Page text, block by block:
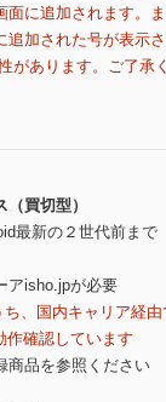
面に追加されます。
追加された号が表示
があります。ご了承く
買切型）
最新の２世代前まで
アisho.jpが必要
、国内キャリア経
作確認しています
商品を参照ください